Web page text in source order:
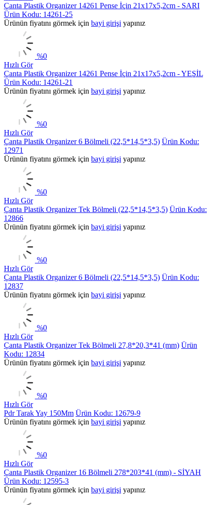
Çanta Plastik Organizer 14261 Pense İçin 21x17x5,2cm - SARI
Ürün Kodu: 14261-25
Ürünün fiyatını görmek için bayi girişi yapınız
%0
Hızlı Gör
Çanta Plastik Organizer 14261 Pense İçin 21x17x5,2cm - YEŞİL
Ürün Kodu: 14261-21
Ürünün fiyatını görmek için bayi girişi yapınız
%0
Hızlı Gör
Çanta Plastik Organizer 6 Bölmeli (22,5*14,5*3,5) Ürün Kodu:
12971
Ürünün fiyatını görmek için bayi girişi yapınız
%0
Hızlı Gör
Çanta Plastik Organizer Tek Bölmeli (22,5*14,5*3,5) Ürün Kodu:
12866
Ürünün fiyatını görmek için bayi girişi yapınız
%0
Hızlı Gör
Çanta Plastik Organizer 6 Bölmeli (22,5*14,5*3,5) Ürün Kodu:
12837
Ürünün fiyatını görmek için bayi girişi yapınız
%0
Hızlı Gör
Çanta Plastik Organizer Tek Bölmeli 27,8*20,3*41 (mm) Ürün
Kodu: 12834
Ürünün fiyatını görmek için bayi girişi yapınız
%0
Hızlı Gör
Pdr Tarak Yay 150Mm Ürün Kodu: 12679-9
Ürünün fiyatını görmek için bayi girişi yapınız
%0
Hızlı Gör
Çanta Plastik Organizer 16 Bölmeli 278*203*41 (mm) - SİYAH
Ürün Kodu: 12595-3
Ürünün fiyatını görmek için bayi girişi yapınız